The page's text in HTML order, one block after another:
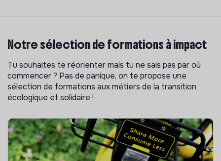
Notre sélection de formations à impact
Tu souhaites te réorienter mais tu ne sais pas par où
commencer ? Pas de panique, on te propose une
sélection de formations aux métiers de la transition
écologique et solidaire !